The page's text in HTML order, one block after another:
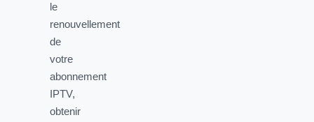
le
renouvellement
de
votre
abonnement
IPTV,
obtenir